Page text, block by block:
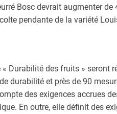
Bosc devrait augmenter
pendante de la variété
Durabilité des fruits » seront
durabilité et près de 90
des exigences accrues
En outre, elle définit des